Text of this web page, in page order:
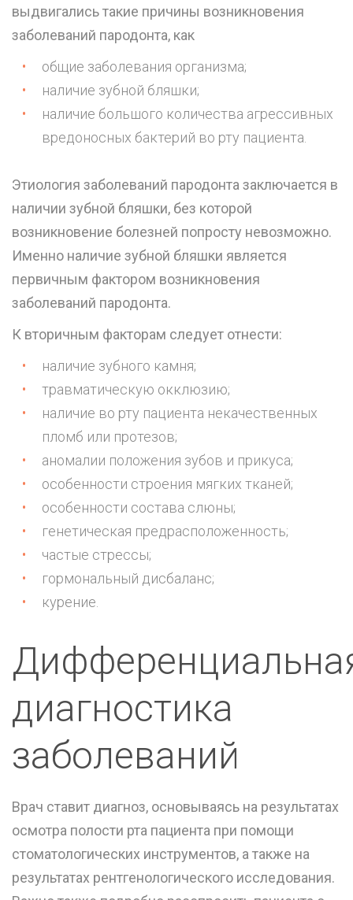
выдвигались такие причины возникновения
заболеваний пародонта, как
общие заболевания организма;
наличие зубной бляшки;
наличие большого количества агрессивных
вредоносных бактерий во рту пациента.
Этиология заболеваний пародонта заключается в
наличии зубной бляшки, без которой
возникновение болезней попросту невозможно.
Именно наличие зубной бляшки является
первичным фактором возникновения
заболеваний пародонта.
К вторичным факторам следует отнести:
наличие зубного камня;
травматическую окклюзию;
наличие во рту пациента некачественных
пломб или протезов;
аномалии положения зубов и прикуса;
особенности строения мягких тканей;
особенности состава слюны;
генетическая предрасположенность;
частые стрессы;
гормональный дисбаланс;
курение.
диагностика
заболеваний
Врач ставит диагноз, основываясь на результатах
осмотра полости рта пациента при помощи
стоматологических инструментов, а также на
результатах рентгенологического исследования.